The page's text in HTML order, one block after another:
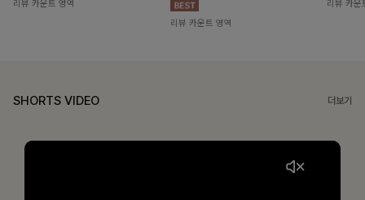
리뷰 카운트 영역
리뷰 카운트 영역
리뷰 카운
SHORTS VIDEO 더보기